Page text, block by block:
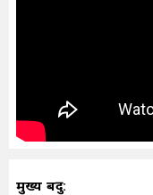
मुख्य बिंदु: